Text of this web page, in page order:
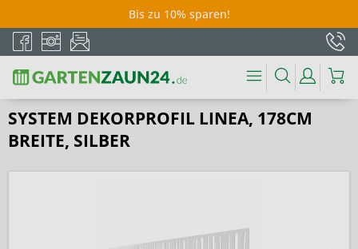
Bis zu 10% sparen!
SYSTEM DEKORPROFIL LINEA, 178CM
BREITE, SILBER